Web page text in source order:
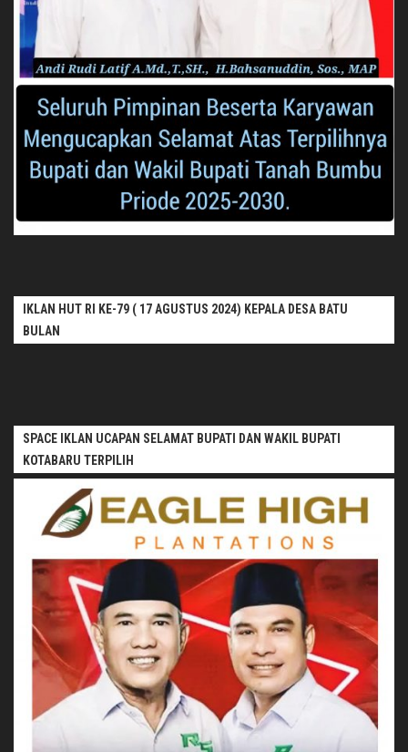
IKLAN HUT RI KE-79 ( 17 AGUSTUS 2024) KEPALA DESA BATU
BULAN
SPACE IKLAN UCAPAN SELAMAT BUPATI DAN WAKIL BUPATI
KOTABARU TERPILIH